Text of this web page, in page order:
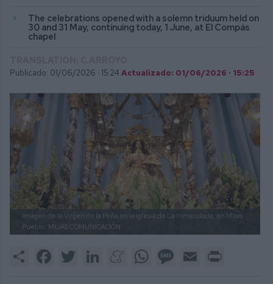
The celebrations opened with a solemn triduum held on
30 and 31 May, continuing today, 1 June, at El Compás
chapel
Publicado: 01/06/2026 · 15:24 Actualizado: 01/06/2026 · 15:25
Imagen de la Virgen de la Peña en la iglesia de La Inmaculada, en Mijas
Pueblo. MIJAS COMUNICACIÓN
Share FacebookTwitter LinkedInMeneameWhatsAppMessage
Email